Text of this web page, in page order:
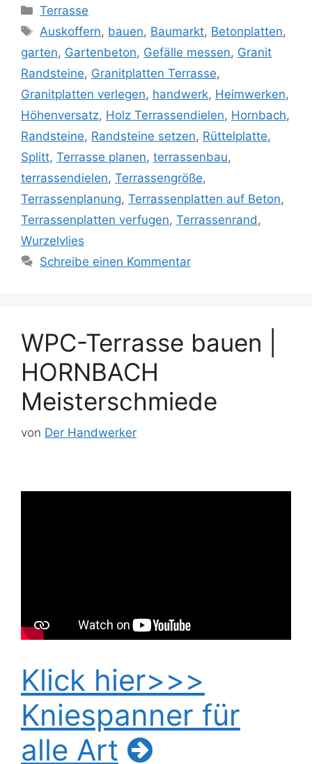
Kategorien
Terrasse
Schlagwörter
Auskoffern, bauen, Baumarkt, Betonplatten,
garten, Gartenbeton, Gefälle messen, Granit
Randsteine, Granitplatten Terrasse,
Granitplatten verlegen, handwerk, Heimwerken,
Höhenversatz, Holz Terrassendielen, Hornbach,
Randsteine, Randsteine setzen, Rüttelplatte,
Splitt, Terrasse planen, terrassenbau,
terrassendielen, Terrassengröße,
Terrassenplanung, Terrassenplatten auf Beton,
Terrassenplatten verfugen, Terrassenrand,
Wurzelvlies
Schreibe einen Kommentar
WPC-Terrasse bauen |
HORNBACH
Meisterschmiede
von Der Handwerker
Klick hier>>>
Kniespanner für
alle Art